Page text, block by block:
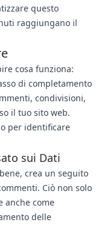
questo
raggiungano il
cosa funziona:
di completamento
condivisioni,
il tuo sito web.
per identificare
sui Dati
crea un seguito
Ciò non solo
anche come
delle